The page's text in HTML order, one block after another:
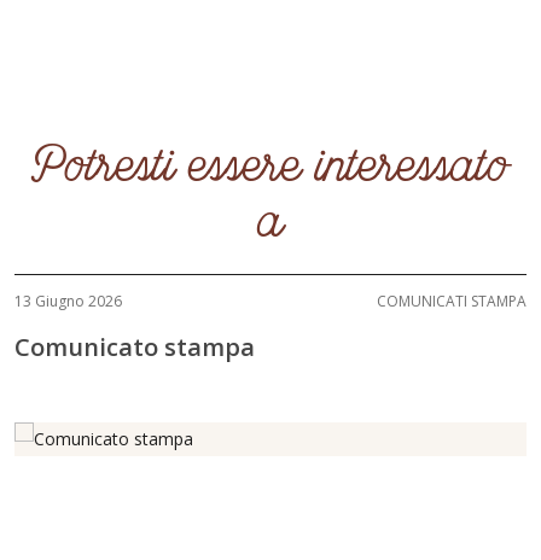
Potresti essere interessato
a
13 Giugno 2026 COMUNICATI STAMPA
Comunicato stampa